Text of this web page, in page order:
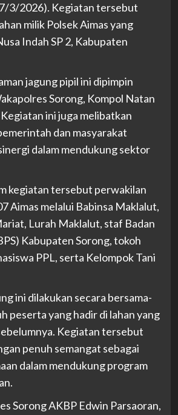
3/2026). Kegiatan tersebut
milik Polsek Aimas yang
Indah SP 2, Kabupaten
jagung pipil ini dipimpin
Sorong, Kompol Natan
ini juga melibatkan
dan masyarakat
dalam mendukung sektor
kegiatan tersebut perwakilan
Aimas melalui Babinsa Maklalut,
Lurah Maklalut, staf Badan
Kabupaten Sorong, tokoh
PPL, serta Kelompok Tani
ini dilakukan secara bersama-
peserta yang hadir di lahan yang
Kegiatan tersebut
penuh semangat sebagai
dalam mendukung program
Sorong AKBP Edwin Parsaoran,